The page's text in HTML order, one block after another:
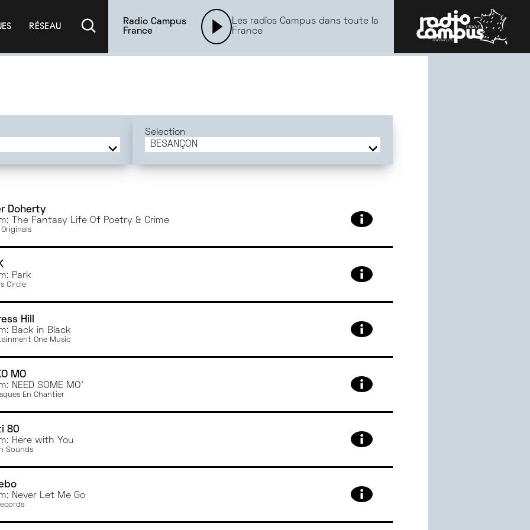
RÉSEAU
Radio Campus
France
Les radios Campus dans toute la
France
Selection
BESANÇON
RENNES
BREST
Doherty
The Fantasy Life Of Poetry & Crime
Park
Circle
Hill
Back in Black
One Music
MO
NEED SOME MO'
En Chantier
80
Here with You
Sounds
Never Let Me Go